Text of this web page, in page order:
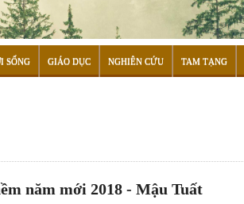
SỐNG GIÁO DỤC NGHIÊN CỨU TAM TẠNG
năm mới 2018 - Mậu Tuất